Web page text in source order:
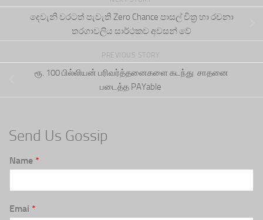
දෙවැනි වරටත් පැවැති Zero Chance පාසල් චිත්‍ර හා රචනා
තරගාවලිය සාර්ථකව අවසන් වේ
PREVIOUS STORY
ரூ. 100 பில்லியன் பரிவர்த்தனைகளை கடந்து சாதனை
படைத்த PAYable
Send Us Gossip
Name *
Emai *